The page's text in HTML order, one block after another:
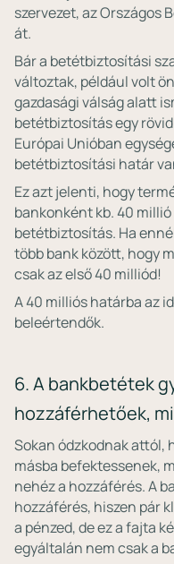
szervezet, az Országos
át.
Bár a betétbiztosítási
változtak, például volt
gazdasági válság alatt
betétbiztosítás egy
Európai Unióban
betétbiztosítási határ
Ez azt jelenti, hogy
bankonként kb. 40
betétbiztosítás. Ha
több bank között, hogy
csak az első 40 milliód!
A 40 milliós határba az
beleértendők.
6. A bankbetétek
hozzáférhetőek,
Sokan ódzkodnak attól,
másba befektessenek,
nehéz a hozzáférés. A
hozzáférés, hiszen pár
a pénzed, de ez a fajta
egyáltalán nem csak a